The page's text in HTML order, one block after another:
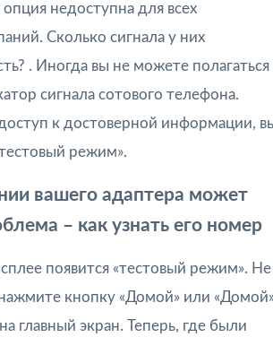
недоступна для всех
Сколько сигнала у них
. Иногда вы не можете полагаться
сигнала сотового телефона.
к достоверной информации,
режим».
вашего адаптера может
– как узнать его номер
появится «тестовый режим». Не
кнопку «Домой» или
главный экран. Теперь, где были